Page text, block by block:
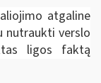
atgaline
nutraukti verslo
ligos faktą